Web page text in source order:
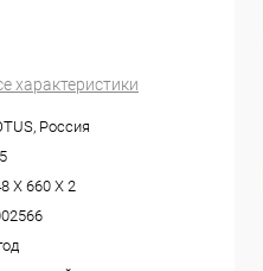
характеристики
Россия
X 660 X 2